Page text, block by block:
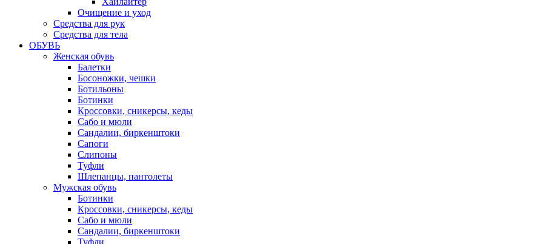
Очищение и уход
Средства для рук
Средства для тела
ОБУВЬ
Женская обувь
Балетки
Босоножки, чешки
Ботильоны
Ботинки
Кроссовки, сникерсы, кеды
Сабо и мюли
Сандалии, биркенштоки
Сапоги
Слипоны
Туфли
Шлепанцы, пантолеты
Мужская обувь
Ботинки
Кроссовки, сникерсы, кеды
Сабо и мюли
Сандалии, биркенштоки
Туфли